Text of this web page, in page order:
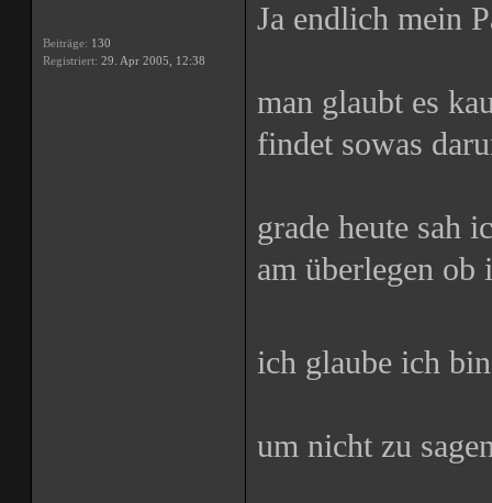
Beiträge: 130
Registriert: 29. Apr 2005, 12:38
Ja endlich mein
man glaubt es
findet sowas
grade heute sah
am überlegen ob
ich glaube ich
um nicht zu